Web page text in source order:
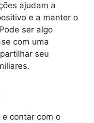
ajudam a
e a manter o
ser algo
com uma
seu
contar com o